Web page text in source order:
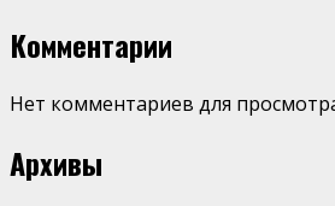
Комментарии
Нет комментариев для
Архивы